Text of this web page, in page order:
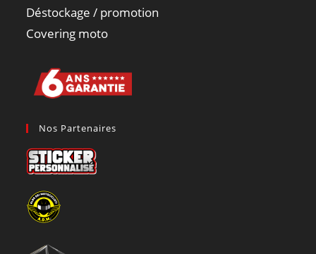
Déstockage / promotion
Covering moto
Nos Partenaires